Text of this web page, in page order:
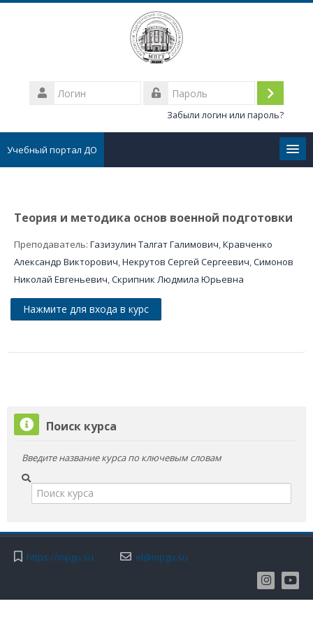
Логин
Вход
Забыли логин или пароль?
Учебный портал ДО
Все курсы
FAQ
Поиск
Теория и методика основ военной подготовки
Преподаватель: Газизулин Талгат Галимович,Кравченко
Александр Викторович,Некрутов Сергей Сергеевич,Симонов
Николай Евгеньевич,Скрипник Людмила Юрьевна
Нажмите для входа в курс
Пропустить
Поиск
Поиск курса
Введите название курса по ключевым словам
https://mpgu.su el@mpgu.su